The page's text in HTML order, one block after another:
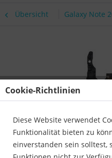
Übersicht Galaxy Note
Cookie-Richtlinien
Diese Website verwendet
Funktionalität bieten zu
einverstanden sein solltest,